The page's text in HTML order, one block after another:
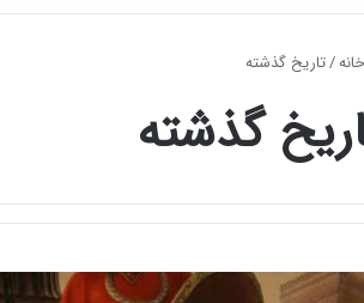
خانه/تاریخ گذشته
گذشته